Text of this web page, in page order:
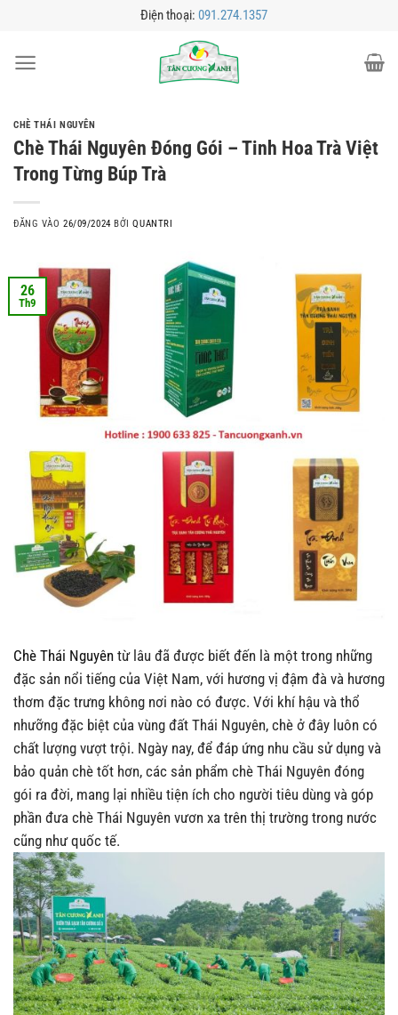
nội
Điện thoại: 091.274.1357
CHÈ THÁI NGUYÊN
Chè Thái Nguyên Đóng Gói – Tinh Hoa Trà Việt
Trong Từng Búp Trà
ĐĂNG VÀO26/09/2024 BỞIQUANTRI
26
Th9
Chè Thái Nguyên từ lâu đã được biết đến là một trong những
đặc sản nổi tiếng của Việt Nam, với hương vị đậm đà và hương
thơm đặc trưng không nơi nào có được. Với khí hậu và thổ
nhưỡng đặc biệt của vùng đất Thái Nguyên, chè ở đây luôn có
chất lượng vượt trội. Ngày nay, để đáp ứng nhu cầu sử dụng và
bảo quản chè tốt hơn, các sản phẩm chè Thái Nguyên đóng
gói ra đời, mang lại nhiều tiện ích cho người tiêu dùng và góp
phần đưa chè Thái Nguyên vươn xa trên thị trường trong nước
cũng như quốc tế.